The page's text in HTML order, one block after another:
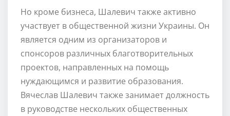
Но кроме бизнеса, Шалевич также активно
участвует в общественной жизни Украины. Он
является одним из организаторов и
спонсоров различных благотворительных
проектов, направленных на помощь
нуждающимся и развитие образования.
Вячеслав Шалевич также занимает должность
в руководстве нескольких общественных